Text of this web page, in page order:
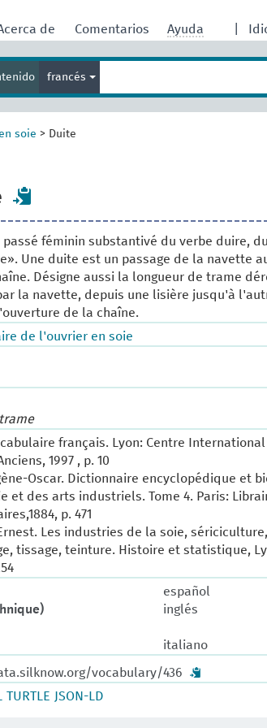
de Comentarios Ayuda
francés
term
soie > Duite
passé féminin substantivé du verbe duire,
Une duite est un passage de la navette
Désigne aussi la longueur de trame
la navette, depuis une lisière jusqu'à
de la chaîne.
de l'ouvrier en soie
français. Lyon: Centre
1997 , p. 10
Oscar. Dictionnaire encyclopédique et
et des arts industriels. Tome 4. Paris:
p. 471
Les industries de la soie,
tissage, teinture. Histoire et statistique,
español
inglés
italiano
vocabulary/436
TURTLE JSON-LD